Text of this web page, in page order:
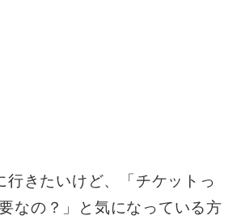
きたいけど、「チケットっ
なの？」と気になっている方